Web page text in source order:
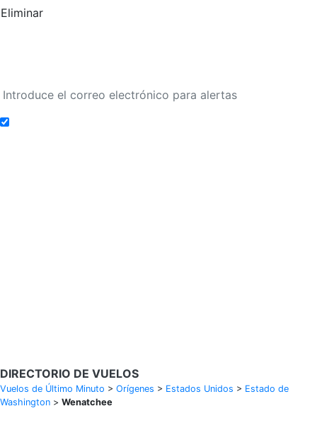
Eliminar
DIRECTORIO DE VUELOS
Vuelos de Último Minuto > Orígenes > Estados Unidos > Estado de
Washington > Wenatchee